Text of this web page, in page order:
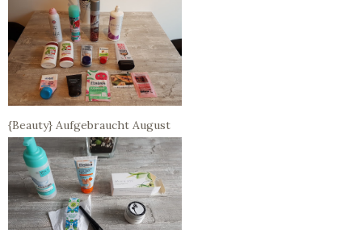
{Beauty} Aufgebraucht August